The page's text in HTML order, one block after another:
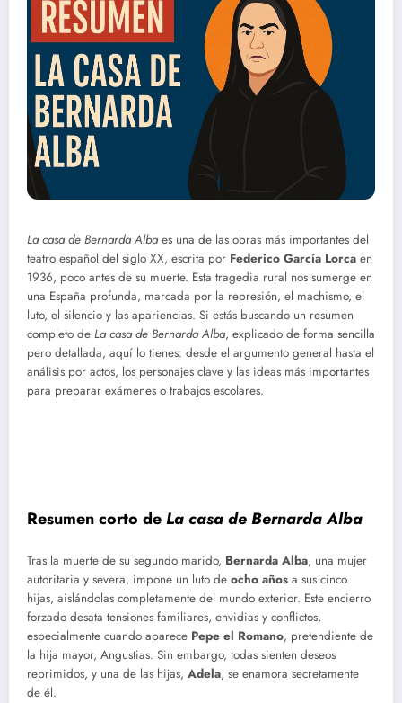
La casa de Bernarda Albaes una de las obras más importantes del
teatro español del siglo XX, escrita por Federico García Lorca en
1936, poco antes de su muerte. Esta tragedia rural nos sumerge en
una España profunda, marcada por la represión, el machismo, el
luto, el silencio y las apariencias. Si estás buscando un resumen
completo de La casa de Bernarda Alba, explicado de forma sencilla
pero detallada, aquí lo tienes: desde el argumento general hasta el
análisis por actos, los personajes clave y las ideas más importantes
para preparar exámenes o trabajos escolares.
Resumen corto deLa casa de Bernarda Alba
Tras la muerte de su segundo marido, Bernarda Alba, una mujer
autoritaria y severa, impone un luto de ocho años a sus cinco
hijas, aislándolas completamente del mundo exterior. Este encierro
forzado desata tensiones familiares, envidias y conflictos,
especialmente cuando aparece Pepe el Romano, pretendiente de
la hija mayor, Angustias. Sin embargo, todas sienten deseos
reprimidos, y una de las hijas, Adela, se enamora secretamente
de él.